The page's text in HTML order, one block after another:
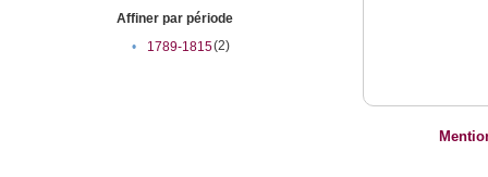
Affiner par période
•
1789-1815(2)